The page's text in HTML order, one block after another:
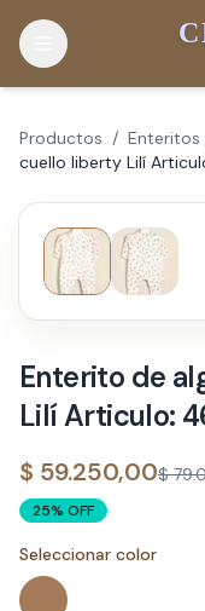
Productos / Enteritos
cuello liberty Lilí
Enterito de
Lilí Articulo:
$ 59.250,00$
25% OFF
Seleccionar color